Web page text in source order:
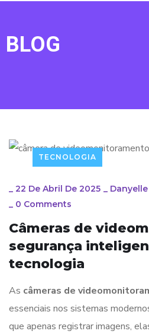
BLOG
TECNOLOGIA
_ 22 De Abril De 2025 _
_ 0 Comments
Câmeras de
segurança
tecnologia
As câmeras de
essenciais nos sistemas
que apenas registrar imagens,